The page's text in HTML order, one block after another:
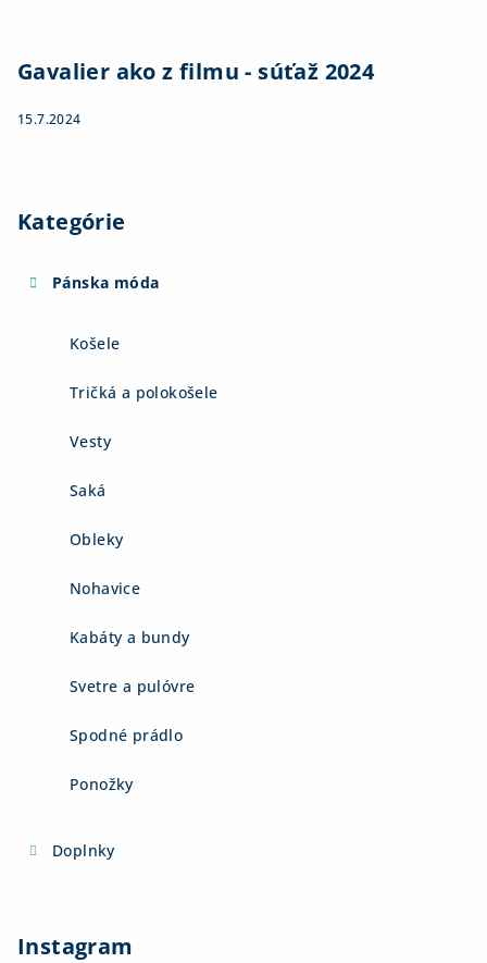
Gavalier ako z filmu - súťaž 2024
15.7.2024
Kategórie
Pánska móda
Košele
Tričká a polokošele
Vesty
Saká
Obleky
Nohavice
Kabáty a bundy
Svetre a pulóvre
Spodné prádlo
Ponožky
Doplnky
Instagram